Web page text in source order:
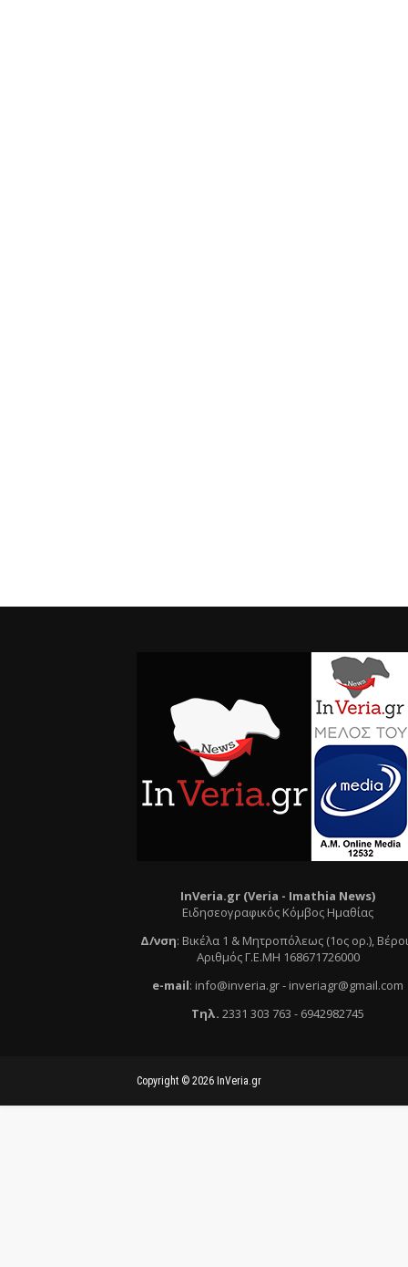
InVeria.gr (Veria - Ιmathia News)
Ειδησεογραφικός Κόμβος Ημαθίας
Δ/νση: Βικέλα 1 & Μητροπόλεως (1ος ορ.),
Αριθμός Γ.Ε.ΜΗ 168671726000
e-mail: info@inveria.gr- inveriagr@gmail.com
Τηλ. 2331 303 763 - 6942982745
Copyright © 2026 InVeria.gr